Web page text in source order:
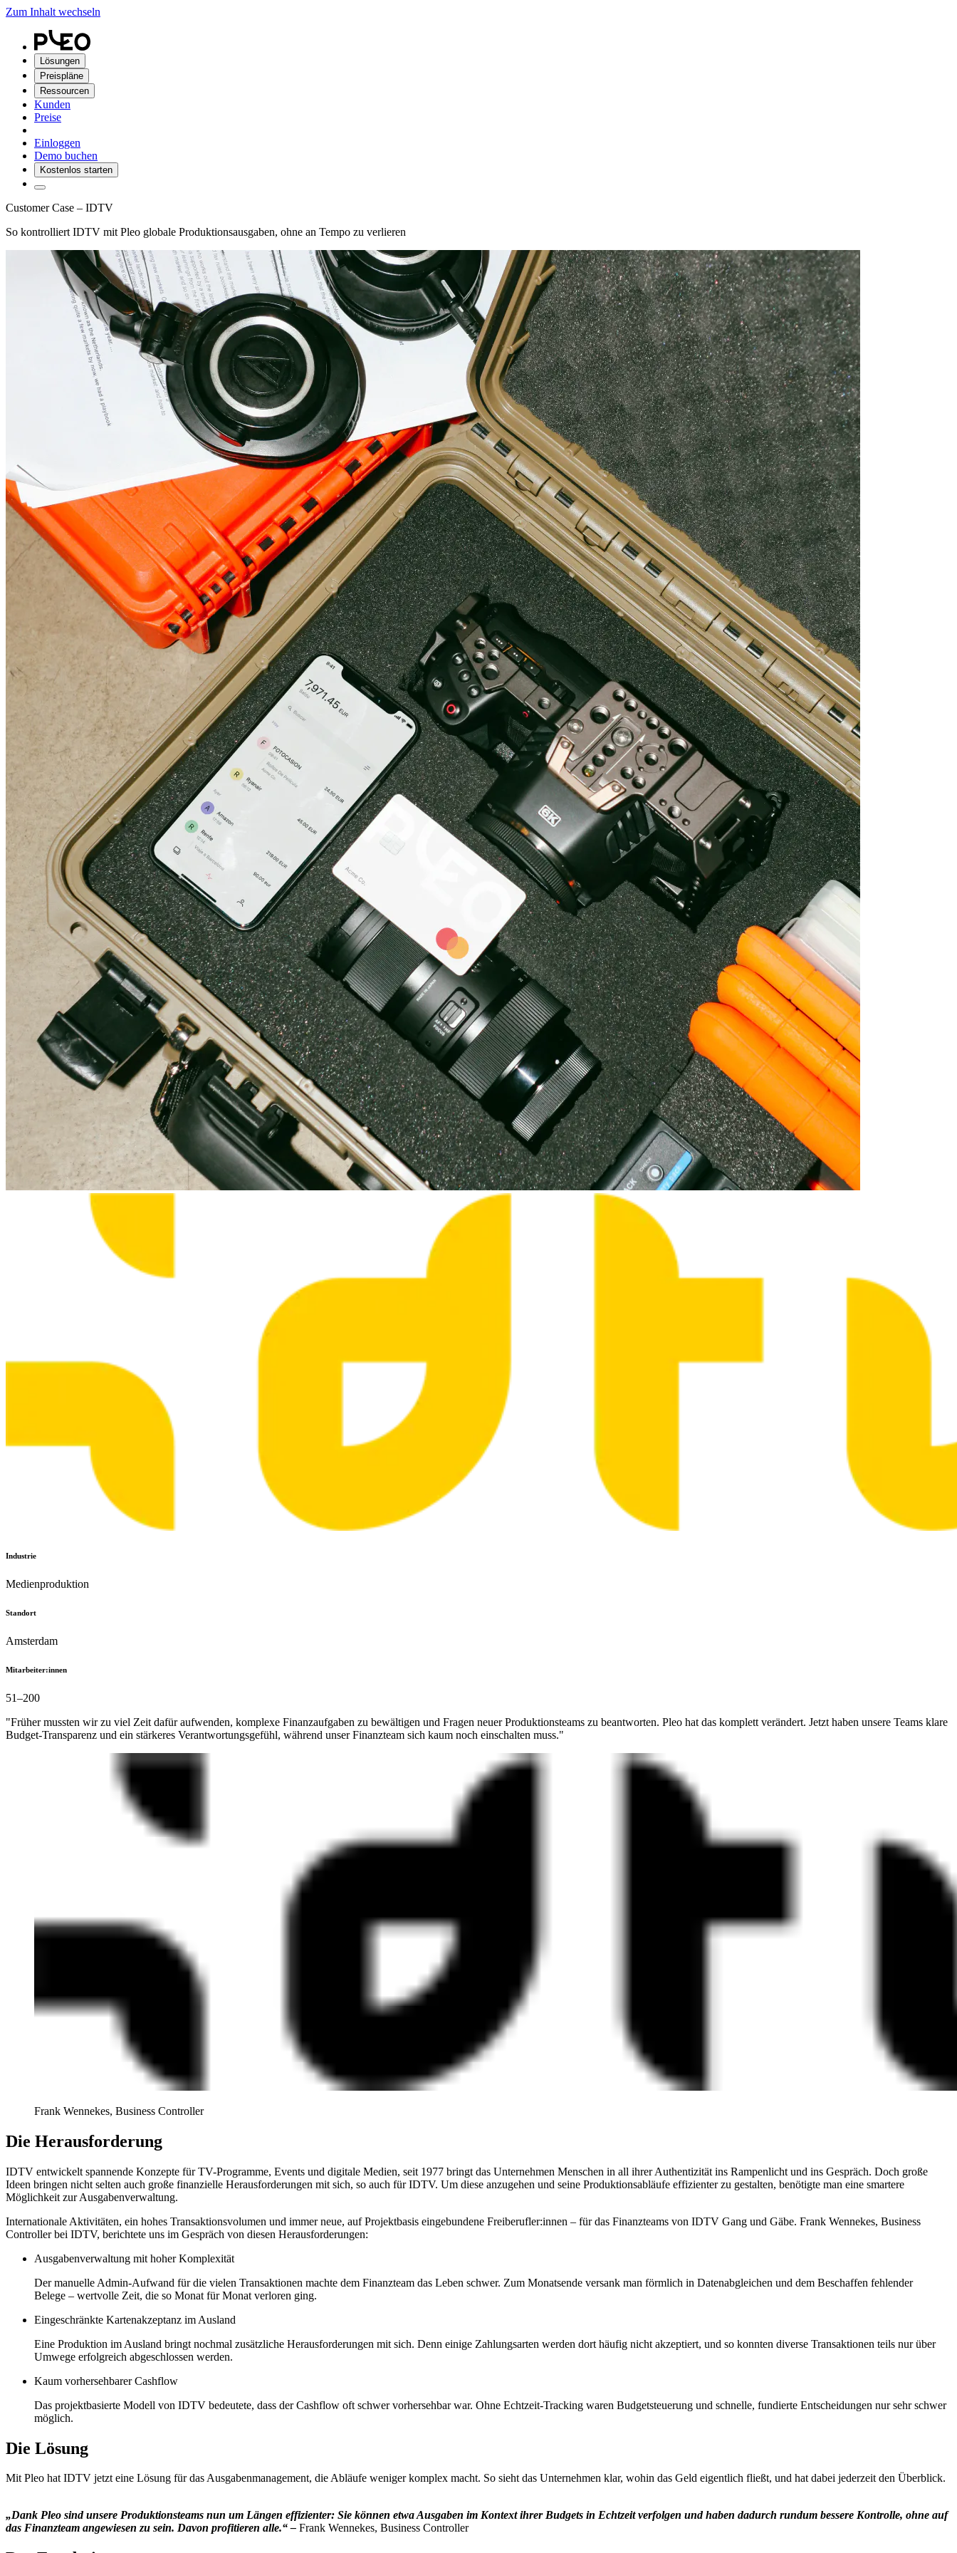
Zum Inhalt wechseln
Lösungen
Preispläne
Ressourcen
Kunden
Preise
Einloggen
Demo buchen
Kostenlos starten
Customer Case – IDTV
So kontrolliert IDTV mit Pleo globale Produktionsausgaben, ohne an Tempo zu verlieren
Industrie
Medienproduktion
Standort
Amsterdam
Mitarbeiter:innen
51–200
"Früher mussten wir zu viel Zeit dafür aufwenden, komplexe Finanzaufgaben zu bewältigen und Fragen neuer Produktionsteams zu beantworten. Pleo hat das komplett verändert. Jetzt haben unsere Teams klare
Budget-Transparenz und ein stärkeres Verantwortungsgefühl, während unser Finanzteam sich kaum noch einschalten muss."
Frank Wennekes, Business Controller
Die Herausforderung
IDTV entwickelt spannende Konzepte für TV-Programme, Events und digitale Medien, seit 1977 bringt das Unternehmen Menschen in all ihrer Authentizität ins Rampenlicht und ins Gespräch. Doch große
Ideen bringen nicht selten auch große finanzielle Herausforderungen mit sich, so auch für IDTV. Um diese anzugehen und seine Produktionsabläufe effizienter zu gestalten, benötigte man eine smartere
Möglichkeit zur Ausgabenverwaltung.
Internationale Aktivitäten, ein hohes Transaktionsvolumen und immer neue, auf Projektbasis eingebundene Freiberufler:innen – für das Finanzteams von IDTV Gang und Gäbe. Frank Wennekes, Business
Controller bei IDTV, berichtete uns im Gespräch von diesen Herausforderungen:
Ausgabenverwaltung mit hoher Komplexität
Der manuelle Admin-Aufwand für die vielen Transaktionen machte dem Finanzteam das Leben schwer. Zum Monatsende versank man förmlich in Datenabgleichen und dem Beschaffen fehlender
Belege – wertvolle Zeit, die so Monat für Monat verloren ging.
Eingeschränkte Kartenakzeptanz im Ausland
Eine Produktion im Ausland bringt nochmal zusätzliche Herausforderungen mit sich. Denn einige Zahlungsarten werden dort häufig nicht akzeptiert, und so konnten diverse Transaktionen teils nur über
Umwege erfolgreich abgeschlossen werden.
Kaum vorhersehbarer Cashflow
Das projektbasierte Modell von IDTV bedeutete, dass der Cashflow oft schwer vorhersehbar war. Ohne Echtzeit-Tracking waren Budgetsteuerung und schnelle, fundierte Entscheidungen nur sehr schwer
möglich.
Die Lösung
Mit Pleo hat IDTV jetzt eine Lösung für das Ausgabenmanagement, die Abläufe weniger komplex macht. So sieht das Unternehmen klar, wohin das Geld eigentlich fließt, und hat dabei jederzeit den Überblick.
„Dank Pleo sind unsere Produktionsteams nun um Längen effizienter: Sie können etwa Ausgaben im Kontext ihrer Budgets in Echtzeit verfolgen und haben dadurch rundum bessere Kontrolle, ohne auf
das Finanzteam angewiesen zu sein. Davon profitieren alle.“ – Frank Wennekes, Business Controller